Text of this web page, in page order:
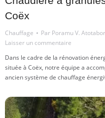
Coëx
Chauffage Par Poramu V.
Laisser un commentaire
Dans le cadre de la rénovation
située à Coëx, notre équipe a
ancien système de chauffage